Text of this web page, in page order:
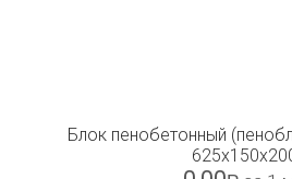
Блок пенобетонный